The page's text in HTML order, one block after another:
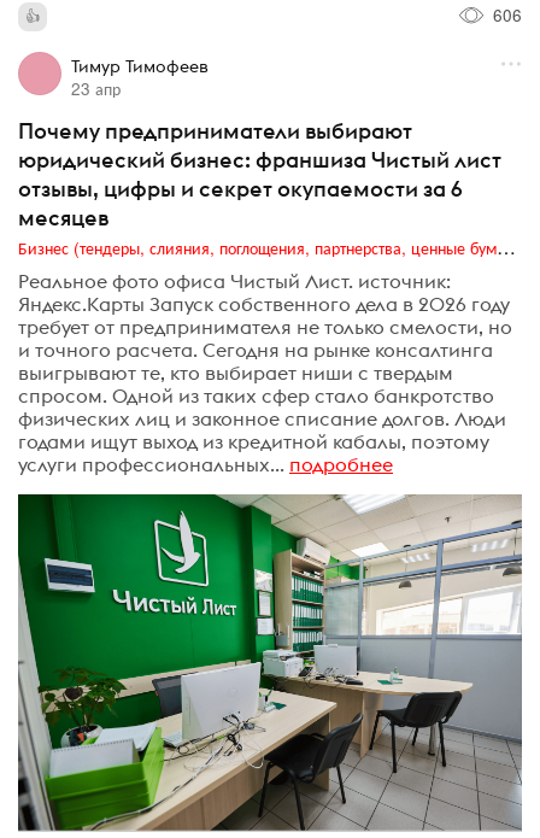
606
Тимур Тимофеев
23 апр
Почему предприниматели выбирают
юридический бизнес: франшиза Чистый лист
отзывы, цифры и секрет окупаемости за 6
месяцев
Бизнес (тендеры, слияния, поглощения, партнерства, ценные бумаги, акционеры, финансы и отчетность)
Реальное фото офиса Чистый Лист. источник:
Яндекс.Карты Запуск собственного дела в 2026 году
требует от предпринимателя не только смелости, но
и точного расчета. Сегодня на рынке консалтинга
выигрывают те, кто выбирает ниши с твердым
спросом. Одной из таких сфер стало банкротство
физических лиц и законное списание долгов. Люди
годами ищут выход из кредитной кабалы, поэтому
услуги профессиональных... подробнее